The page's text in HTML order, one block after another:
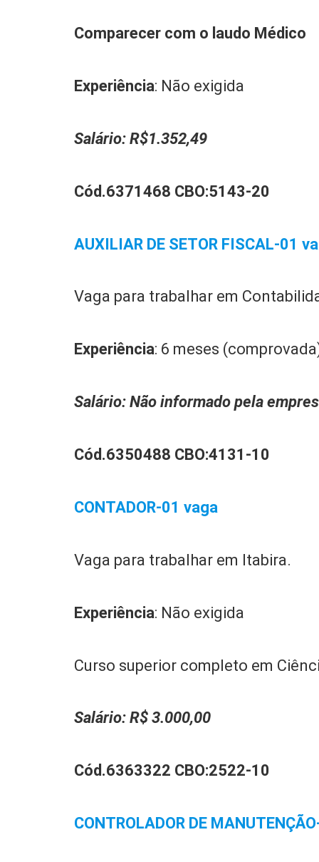
Comparecer com o laudo Médico
Experiência: Não exigida
Salário:R$1.352,49
Cód.6371468 CBO:5143-20
AUXILIAR DE SETOR FISCAL-01
Vaga para trabalhar em
Experiência: 6 meses
Salário:Não informado pela
Cód.6350488 CBO:4131-10
CONTADOR-01 vaga
Vaga para trabalhar em Itabira.
Experiência: Não exigida
Curso superior completo em
Salário:R$ 3.000,00
Cód.6363322 CBO:2522-10
CONTROLADOR DE